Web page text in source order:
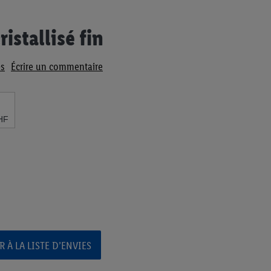
fin
Écrire un commentaire
À LA LISTE D’ENVIES